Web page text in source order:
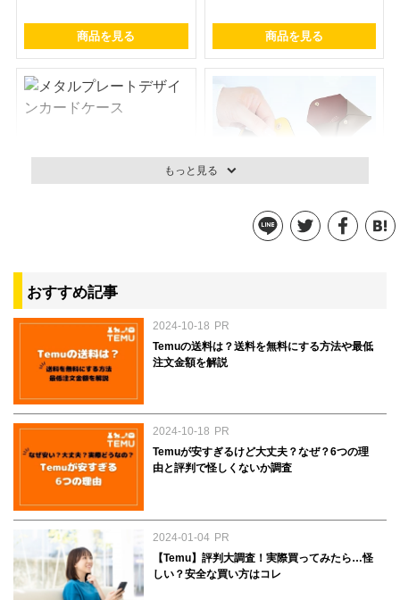
商品を見る 商品を見る
1,180円
商品を見る
もっと見る
おすすめ記事
2024-10-18 PR
Temuの送料は？送料を無料にする方法や最低
注文金額を解説
2024-10-18 PR
Temuが安すぎるけど大丈夫？なぜ？6つの理
由と評判で怪しくないか調査
2024-01-04 PR
【Temu】評判大調査！実際買ってみたら…怪
しい？安全な買い方はコレ